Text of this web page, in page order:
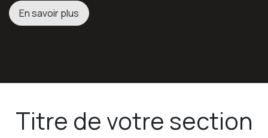
En savoir plus
Titre de votre section